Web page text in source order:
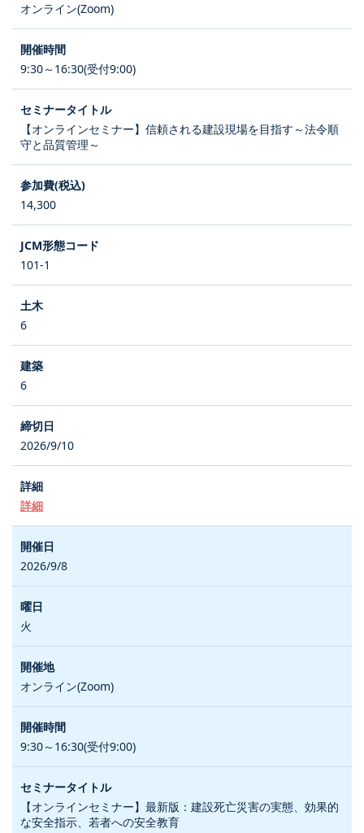
オンライン(Zoom)
9:30～16:30(受付9:00)
【オンラインセミナー】信頼される建設現場を目指す～法令順
守と品質管理～
14,300
101-1
6
6
2026/9/10
詳細
2026/9/8
火
オンライン(Zoom)
9:30～16:30(受付9:00)
【オンラインセミナー】最新版：建設死亡災害の実態、効果的
な安全指示、若者への安全教育